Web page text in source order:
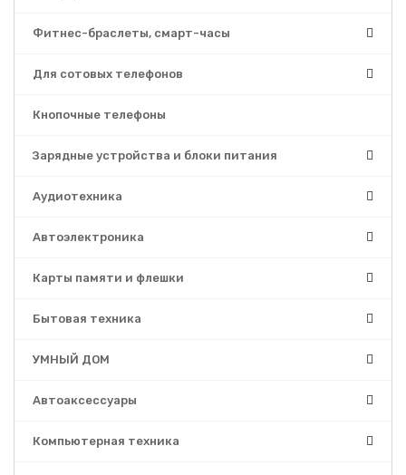
Фитнес-браслеты, смарт-часы
Для сотовых телефонов
Кнопочные телефоны
Зарядные устройства и блоки питания
Аудиотехника
Автоэлектроника
Карты памяти и флешки
Бытовая техника
УМНЫЙ ДОМ
Автоаксессуары
Компьютерная техника